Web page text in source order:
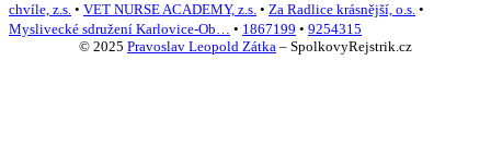
chvíle, z.s. • VET NURSE ACADEMY, z.s. • Za Radlice krásnější, o.s. •
Myslivecké sdružení Karlovice-Ob… • 1867199 • 9254315
© 2025 Pravoslav Leopold Zátka – SpolkovyRejstrik.cz